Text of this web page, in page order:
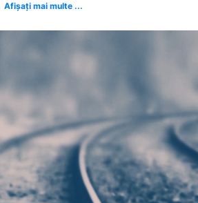
Afișați mai multe ...